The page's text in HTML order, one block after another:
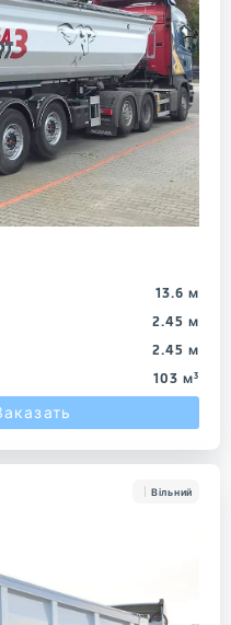
13.6 м
2.45 м
2.45 м
103 м³
Вільний